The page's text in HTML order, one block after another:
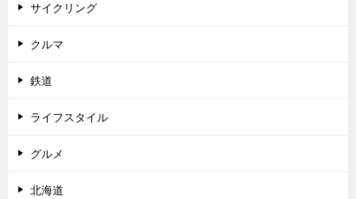
サイクリング
クルマ
鉄道
ライフスタイル
グルメ
北海道